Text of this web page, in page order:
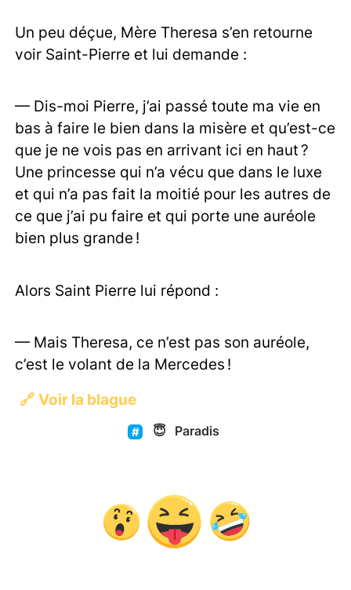
Un peu déçue, Mère Theresa s’en retourne
voir Saint-Pierre et lui demande :
— Dis-moi Pierre, j’ai passé toute ma vie en
bas à faire le bien dans la misère et qu’est-ce
que je ne vois pas en arrivant ici en haut ?
Une princesse qui n’a vécu que dans le luxe
et qui n’a pas fait la moitié pour les autres de
ce que j’ai pu faire et qui porte une auréole
bien plus grande !
Alors Saint Pierre lui répond :
— Mais Theresa, ce n’est pas son auréole,
c’est le volant de la Mercedes !
🔗 Voir la blague
😇 Paradis